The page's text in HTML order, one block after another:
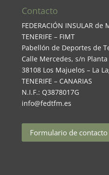
Contacto
FEDERACIÓN INSULAR de
TENERIFE – FIMT
Pabellón de Deportes de
Calle Mercedes, s/n Planta
38108 Los Majuelos – La
TENERIFE – CANARIAS
N.I.F.: Q3878017G
info@fedtfm.es
Formulario de contacto